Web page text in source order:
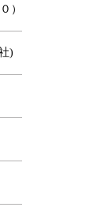
）
)